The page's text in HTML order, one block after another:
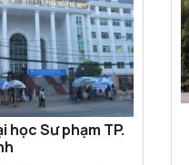
học Sư phạm TP.